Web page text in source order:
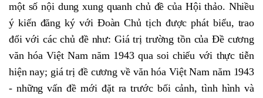
một số nội dung xung quanh chủ đề của Hội thảo. Nhiều
ý kiến đăng ký với Đoàn Chủ tịch được phát biểu, trao
đổi với các chủ đề như: Giá trị trường tồn của Đề cương
văn hóa Việt Nam năm 1943 qua soi chiếu với thực tiễn
hiện nay; giá trị đề cương về văn hóa Việt Nam năm 1943
- những vấn đề mới đặt ra trước bối cảnh, tình hình và